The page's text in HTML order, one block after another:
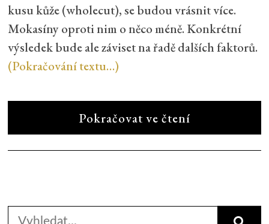
kusu kůže (wholecut), se budou vrásnit více.
Mokasíny oproti nim o něco méně. Konkrétní
výsledek bude ale záviset na řadě dalších faktorů.
(Pokračování textu…)
Pokračovat ve čtení
Search